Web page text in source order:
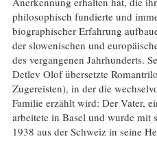
philosophisch fundierte und
biographischer Erfahrung
der slowenischen und
des vergangenen Jahrhunderts.
Detlev Olof übersetzte
Zugereisten), in der die
Familie erzählt wird: Der Vater,
arbeitete in Basel und wurde mit
1938 aus der Schweiz in seine